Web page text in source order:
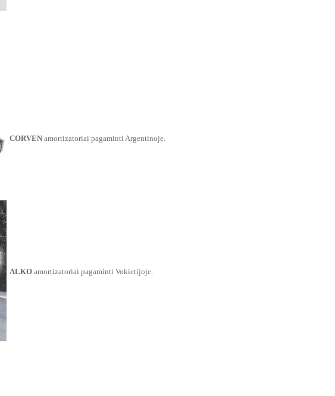
CORVEN amortizatoriai pagaminti Argentinoje.
ALKO amortizatoriai pagaminti Vokietijoje.